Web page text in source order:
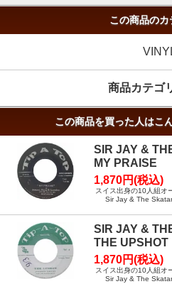
この商品のカ
商品カテゴ
この商品を買った人はこ
SIR JAY &
MY PRAISE
1,870円(税込)
スイス出身の10人組オ
Sir Jay & The
SIR JAY &
THE UPSHOT
1,870円(税込)
スイス出身の10人組オ
Sir Jay & The